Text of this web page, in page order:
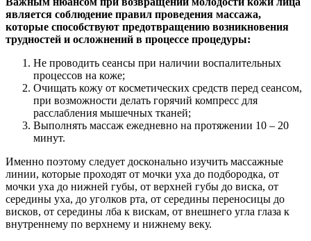
является соблюдение правил проведения массажа,
которые способствуют предотвращению возникновения
трудностей и осложнений в процессе процедуры:
Не проводить сеансы при наличии воспалительных
процессов на коже;
Очищать кожу от косметических средств перед сеансом,
при возможности делать горячий компресс для
расслабления мышечных тканей;
Выполнять массаж ежедневно на протяжении 10 – 20
минут.
Именно поэтому следует досконально изучить массажные
линии, которые проходят от мочки уха до подбородка, от
мочки уха до нижней губы, от верхней губы до виска, от
середины уха, до уголков рта, от середины переносицы до
висков, от середины лба к вискам, от внешнего угла глаза к
внутреннему по верхнему и нижнему веку.